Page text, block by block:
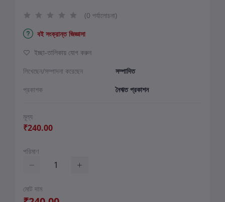
(0 পর্যালোচনা)
বই সংক্রান্ত জিজ্ঞাসা
ইচ্ছা-তালিকায় যোগ করুন
লিখেছেন/সম্পাদনা করেছেন
সম্পাদিত
প্রকাশক
নৈঋত প্রকাশন
মূল্য
₹240.00
পরিমাণ
মোট দাম